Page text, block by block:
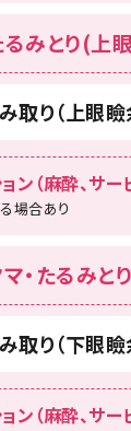
みとり(上
取り（上眼瞼
ン（麻酔、サー
場合あり
・たるみと
取り（下眼瞼
ン（麻酔、サー